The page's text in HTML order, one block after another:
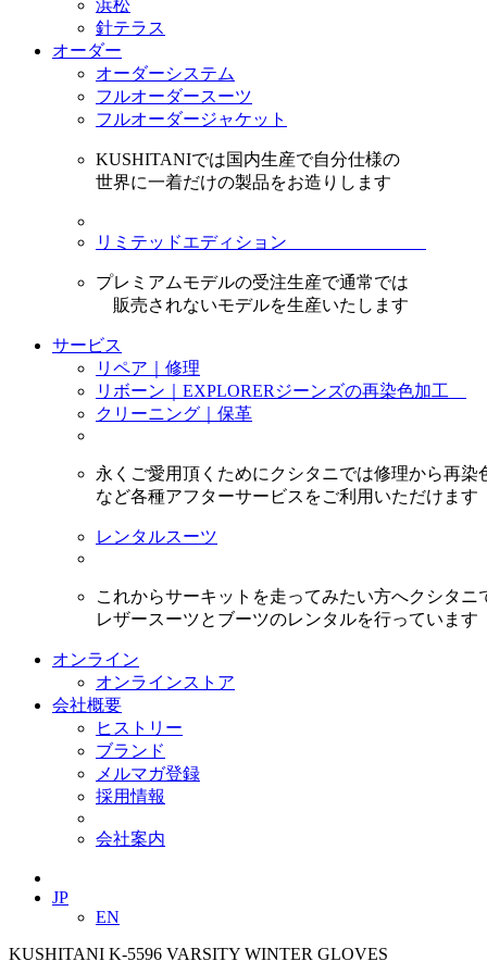
浜松
針テラス
オーダー
オーダーシステム
フルオーダースーツ
フルオーダージャケット
KUSHITANIでは国内生産で自分仕様の
世界に一着だけの製品をお造りします
リミテッドエディション
プレミアムモデルの受注生産で通常では
販売されないモデルを生産いたします
サービス
リペア｜修理
リボーン｜EXPLORERジーンズの再染色加工
クリーニング｜保革
永くご愛用頂くためにクシタニでは修理から再染
など各種アフターサービスをご利用いただけます
レンタルスーツ
これからサーキットを走ってみたい方へクシタニ
レザースーツとブーツのレンタルを行っています
オンライン
オンラインストア
会社概要
ヒストリー
ブランド
メルマガ登録
採用情報
会社案内
JP
EN
KUSHITANI K-5596 VARSITY WINTER GLOVES